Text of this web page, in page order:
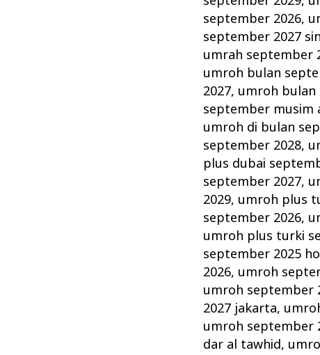
september 2026,
september 2027
umrah september
umroh bulan
2027, umroh bulan
september musim
umroh di bulan
september 2028,
plus dubai
september 2027,
2029, umroh plus
september 2026,
umroh plus turki
september 2025
2026, umroh
umroh september
2027 jakarta,
umroh september
dar al tawhid,